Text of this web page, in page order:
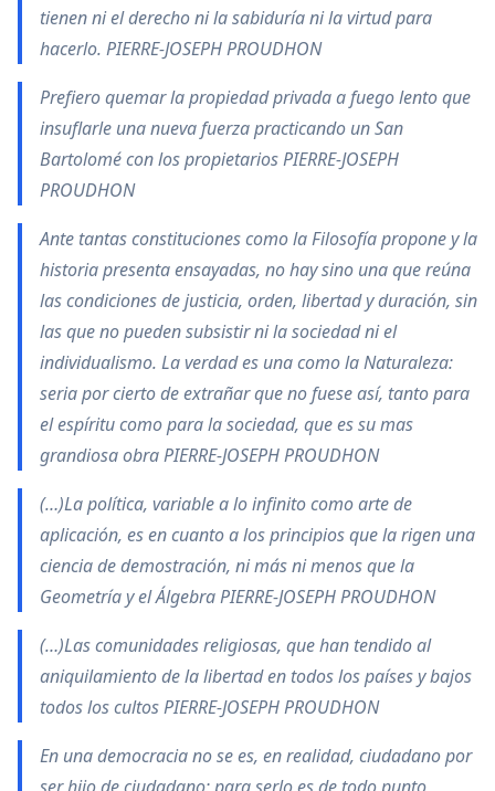
tienen ni el derecho ni la sabiduría ni la virtud para
hacerlo. PIERRE-JOSEPH PROUDHON
Prefiero quemar la propiedad privada a fuego lento que
insuflarle una nueva fuerza practicando un San
Bartolomé con los propietarios PIERRE-JOSEPH
PROUDHON
Ante tantas constituciones como la Filosofía propone y la
historia presenta ensayadas, no hay sino una que reúna
las condiciones de justicia, orden, libertad y duración, sin
las que no pueden subsistir ni la sociedad ni el
individualismo. La verdad es una como la Naturaleza:
seria por cierto de extrañar que no fuese así, tanto para
el espíritu como para la sociedad, que es su mas
grandiosa obra PIERRE-JOSEPH PROUDHON
(…)La política, variable a lo infinito como arte de
aplicación, es en cuanto a los principios que la rigen una
ciencia de demostración, ni más ni menos que la
Geometría y el Álgebra PIERRE-JOSEPH PROUDHON
(…)Las comunidades religiosas, que han tendido al
aniquilamiento de la libertad en todos los países y bajos
todos los cultos PIERRE-JOSEPH PROUDHON
En una democracia no se es, en realidad, ciudadano por